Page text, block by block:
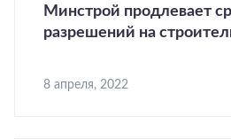
Минстрой продлевает
разрешений на
8 апреля, 2022